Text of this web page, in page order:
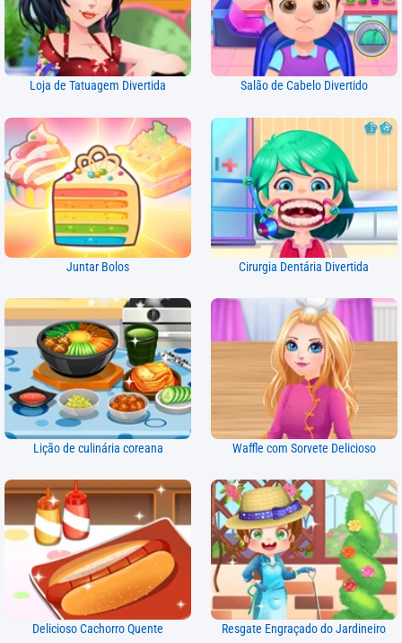
Loja de Tatuagem Divertida Salão de Cabelo Divertido
Juntar Bolos Cirurgia Dentária Divertida
Lição de culinária coreana Waffle com Sorvete Delicioso
Delicioso Cachorro Quente Resgate Engraçado do Jardineiro